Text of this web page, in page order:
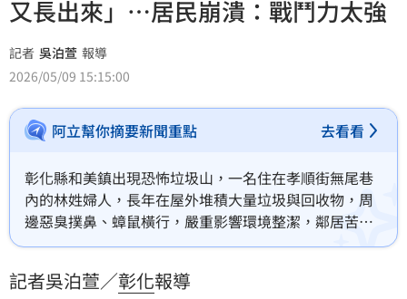
又長出來」…居民崩潰：戰鬥力太強
記者 吳泊萱 報導
2026/05/09 15:15:00
阿立幫你摘要新聞重點 去看看
彰化縣和美鎮出現恐怖垃圾山，一名住在孝順街無尾巷
內的林姓婦人，長年在屋外堆積大量垃圾與回收物，周
邊惡臭撲鼻、蟑鼠橫行，嚴重影響環境整潔，鄰居苦不
堪言。環保局7日會同清潔隊到場強制清除，原以為能解
家門口。離譜狀況讓鄰居崩潰直喊「太可怕」。和美清
記者吳泊萱／彰化報導